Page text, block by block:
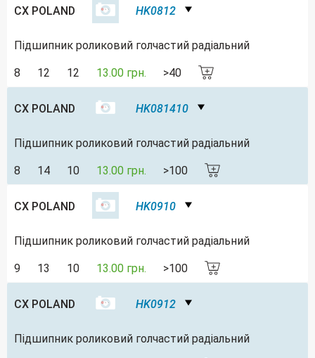
CX POLAND HK0812
Підшипник роликовий голчастий радіальний
8 12 12 13.00 грн. >40
CX POLAND HK081410
Підшипник роликовий голчастий радіальний
8 14 10 13.00 грн. >100
CX POLAND HK0910
Підшипник роликовий голчастий радіальний
9 13 10 13.00 грн. >100
CX POLAND HK0912
Підшипник роликовий голчастий радіальний